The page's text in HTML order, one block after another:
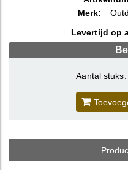
Merk:
Levertijd op
Aantal stuks: